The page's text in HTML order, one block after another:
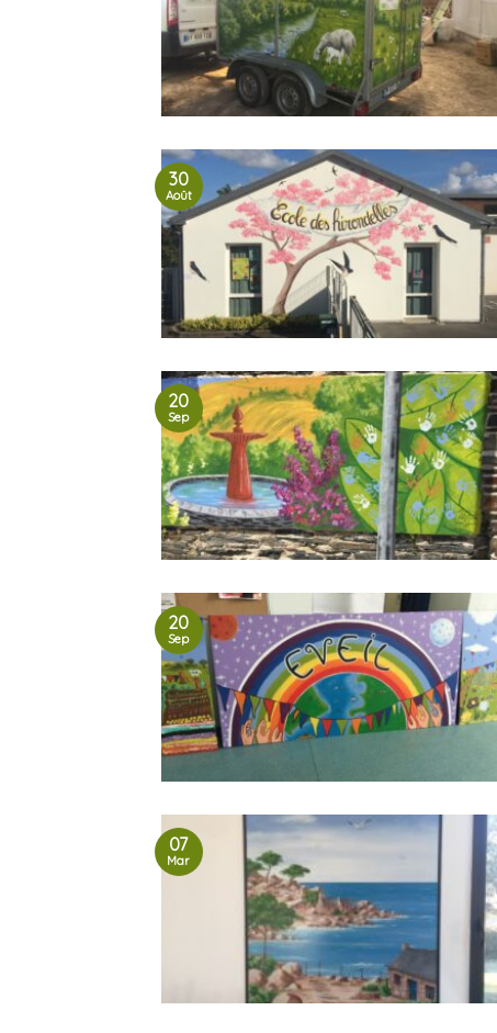
30
Août
20
Sep
20
Sep
07
Mar